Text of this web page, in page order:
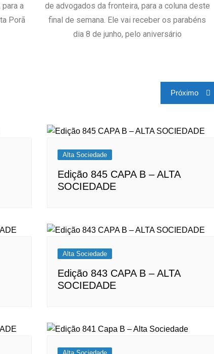
a
Porã
de advogados da fronteira, para a coluna deste
final de semana. Ele vai receber os parabéns
dia 8 de junho, pelo aniversário
Próximo
Alta Sociedade
Edição 845 CAPA B – ALTA
SOCIEDADE
Alta Sociedade
Edição 843 CAPA B – ALTA
SOCIEDADE